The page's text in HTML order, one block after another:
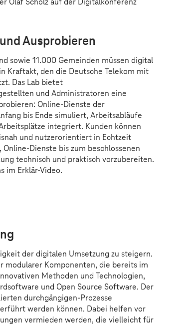
Olaf Scholz auf der Digitalkonferenz
Ausprobieren
sowie 11.000 Gemeinden müssen digital
Kraftakt, den die Deutsche Telekom mit
Das Lab bietet
und Administratoren eine
Online-Dienste der
bis Ende simuliert, Arbeitsabläufe
integriert. Kunden können
und nutzerorientiert in Echtzeit
Dienste bis zum beschlossenen
technisch und praktisch vorzubereiten.
im Erklär-Video.
der digitalen Umsetzung zu steigern.
modularer Komponenten, die bereits im
Methoden und Technologien,
und Open Source Software. Der
durchgängigen-Prozesse
werden können. Dabei helfen vor
vermieden werden, die vielleicht für